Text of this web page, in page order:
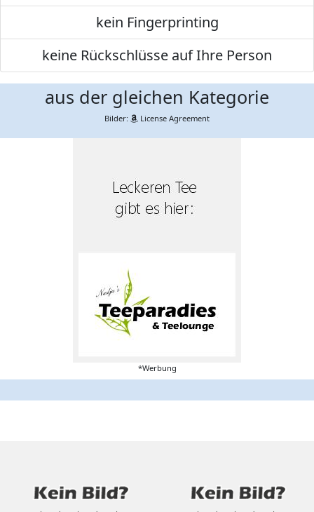
kein Fingerprinting
keine Rückschlüsse auf Ihre Person
aus der gleichen Kategorie
Bilder: License Agreement
*Werbung